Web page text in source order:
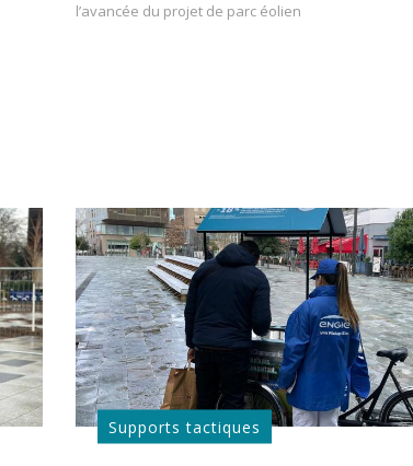
l’avancée du projet de parc éolien
Supports tactiques